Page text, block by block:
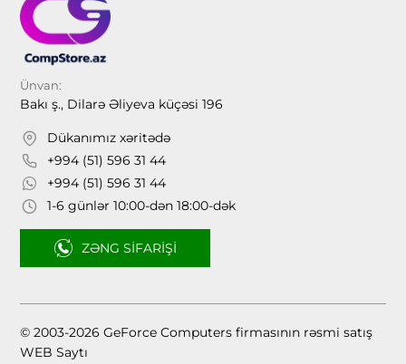
Ünvan:
Bakı ş., Dilarə Əliyeva küçəsi 196
Dükanımız xəritədə
+994 (51) 596 31 44
+994 (51) 596 31 44
1-6 günlər 10:00-dən 18:00-dək
ZƏNG SIFARIŞI
© 2003-2026 GeForce Computers firmasının rəsmi satış
WEB Saytı